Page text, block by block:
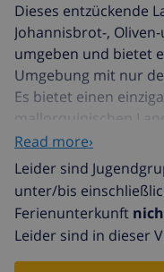
Dieses entzückende
Johannisbrot-,
umgeben und bietet
Umgebung mit nur
Es bietet einen
mallorquinischen
umgeben von einem
Ruhe und
seinen rustikalen
Von der überdachten
Meter-Pfad, den Sie
ist ideal für Familien
Read more›
Leider sind
unter/bis
Ferienunterkunft
Leider sind in dieser